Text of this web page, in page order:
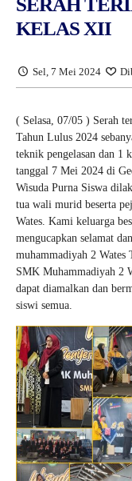
SERAH
KELAS XII
Sel, 7 Mei 2024
( Selasa, 07/05 ) Serah
Tahun Lulus 2024
teknik pengelasan dan 1
tanggal 7 Mei 2024 di
Wisuda Purna Siswa
tua wali murid beserta
Wates. Kami keluarga
mengucapkan selamat
muhammadiyah 2 Wates
SMK Muhammadiyah 2
dapat diamalkan dan
siswi semua.